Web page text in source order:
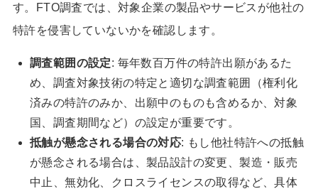
す。FTO調査では、対象企業の製品やサービスが他社の
特許を侵害していないかを確認します。
調査範囲の設定: 毎年数百万件の特許出願があるた
め、調査対象技術の特定と適切な調査範囲（権利化
済みの特許のみか、出願中のものも含めるか、対象
国、調査期間など）の設定が重要です。
抵触が懸念される場合の対応: もし他社特許への抵触
が懸念される場合は、製品設計の変更、製造・販売
中止、無効化、クロスライセンスの取得など、具体